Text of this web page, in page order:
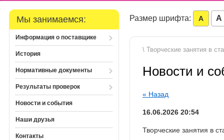
Мы занимаемся:
Информация о поставщике
История
Нормативные документы
Результаты проверок
Новости и события
Наши друзья
Контакты
Размер шрифта: A A
\ Творческие занятия в
Новости и
« Назад
16.06.2026 20:54
Творческие занятия в